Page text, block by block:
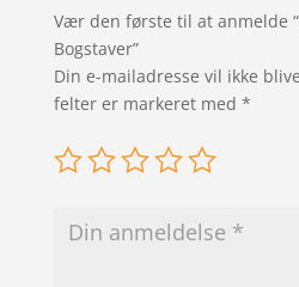
Vær den første til at anmelde
Bogstaver”
Din e-mailadresse vil ikke
felter er markeret med *